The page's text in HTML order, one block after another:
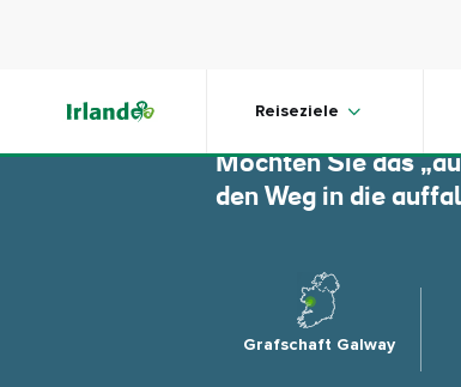
Reiseziele
Möchten Sie das
den Weg in die
Grafschaft Galway